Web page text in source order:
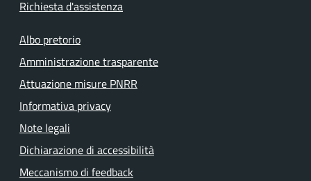
Richiesta d'assistenza
Albo pretorio
Amministrazione trasparente
Attuazione misure PNRR
Informativa privacy
Note legali
Dichiarazione di accessibilità
Meccanismo di feedback